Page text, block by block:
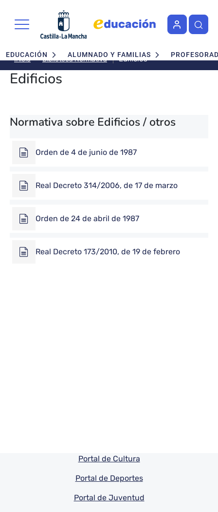
Navegación principal
EDUCACIÓN ALUMNADO Y FAMILIAS
Inicio Biblioteca Normativa Edificios
Edificios
Normativa sobre Edificios / otros
Orden de 4 de junio de 1987
Real Decreto 314/2006, de 17 de marzo
Orden de 24 de abril de 1987
Real Decreto 173/2010, de 19 de febrero
Pie de pagina información
Portal de Cultura
Portal de Deportes
Portal de Juventud